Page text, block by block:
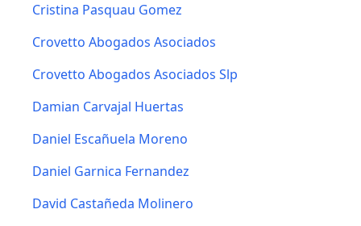
Cristina Pasquau Gomez
Crovetto Abogados Asociados
Crovetto Abogados Asociados Slp
Damian Carvajal Huertas
Daniel Escañuela Moreno
Daniel Garnica Fernandez
David Castañeda Molinero